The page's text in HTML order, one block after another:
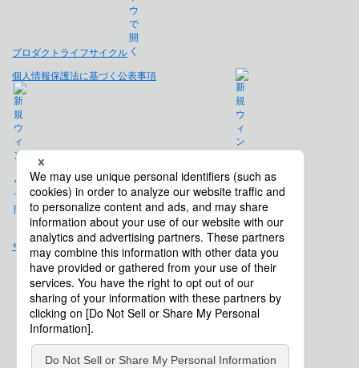
プロダクトライフサイクル
個人情報保護法に基づく公表事項
免責事項
サイトマップ